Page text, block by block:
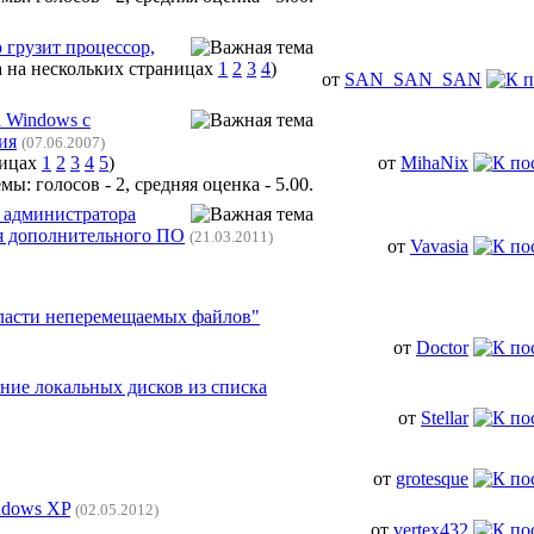
процессор,
1 2 3 4)
от SAN_SAN_SAN
Windows с
(07.06.2007)
1 2 3 4 5) от MihaNix
дополнительного ПО (21.03.2011) от Vavasia
неперемещаемых файлов"
от Doctor
локальных дисков из списка
от Stellar
от grotesque
XP (02.05.2012)
от vertex432